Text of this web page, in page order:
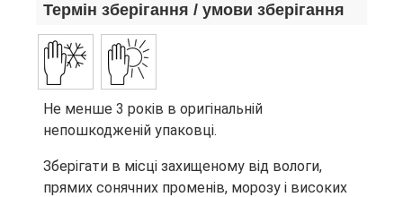
Термін зберігання / умови зберігання
Не менше 3 років в оригінальній
непошкодженій упаковці.
Зберігати в місці захищеному від вологи,
прямих сонячних променів, морозу і високих